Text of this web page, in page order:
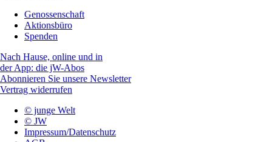
Genossenschaft
Aktionsbüro
Spenden
Nach Hause, online und in
der App: die jW-Abos
Abonnieren Sie unsere Newsletter
Vertrag widerrufen
© junge Welt
© JW
Impressum/Datenschutz